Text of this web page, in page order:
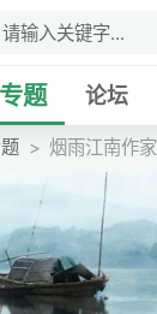
专题 论坛
烟雨江南作家